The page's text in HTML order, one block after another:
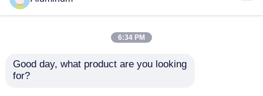
6:34 PM
Good day, what product are you looking
for?